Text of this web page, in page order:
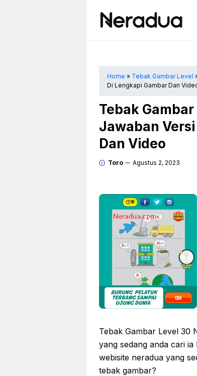
Home » Tebak Gambar Level
Di Lengkapi Gambar Dan
Tebak
Jawaban
Dan Video
Toro Agustus 2, 2023
Tebak Gambar Level 30
yang sedang anda cari
webisite neradua yang
tebak gambar?